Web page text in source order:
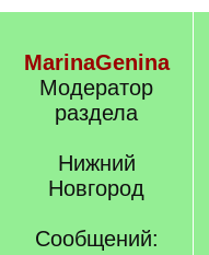
MarinaGenina
Модератор
раздела
Нижний
Новгород
Сообщений: